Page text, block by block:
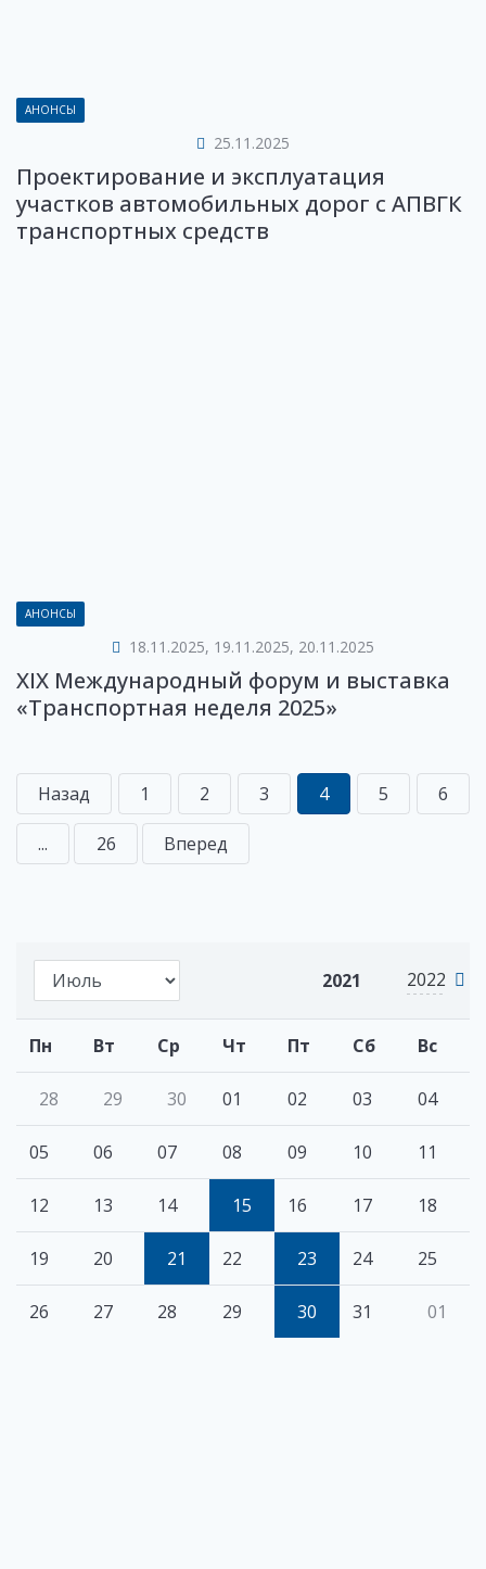
2021 2022
Пн Вт Ср Чт Пт Сб Вс
28 29 30 01 02 03 04
05 06 07 08 09 10 11
12 13 14 15 16 17 18
19 20 21 22 23 24 25
26 27 28 29 30 31 01
АНОНСЫ
25.11.2025
Проектирование и эксплуатация
участков автомобильных дорог с АПВГК
транспортных средств
АНОНСЫ
18.11.2025, 19.11.2025, 20.11.2025
XIX Международный форум и выставка
«Транспортная неделя 2025»
Назад 1 2 3 4 5 6
... 26 Вперед